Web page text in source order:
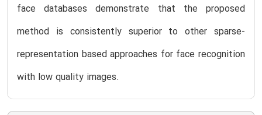
face databases demonstrate that the proposed
method is consistently superior to other sparse-
representation based approaches for face recognition
with low quality images.